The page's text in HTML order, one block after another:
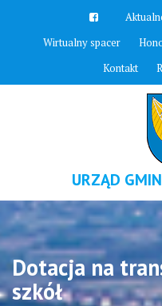
Wirtualny spacer
Kontakt
URZĄD
Dotacja na
szkół